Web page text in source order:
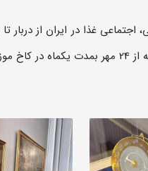
غذا در ایران از دربار
است.